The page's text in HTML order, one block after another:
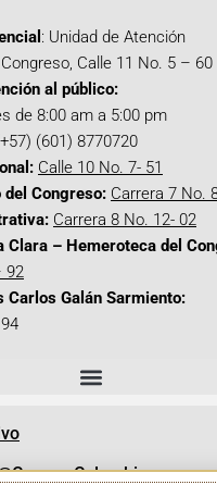
: Unidad de Atención
Calle 11 No. 5 – 60
al público:
de 8:00 am a 5:00 pm
(601) 8770720
Calle 10 No. 7- 51
del Congreso: Carrera 7 No.
Carrera 8 No. 12- 02
Clara – Hemeroteca del
92
Carlos Galán Sarmiento: